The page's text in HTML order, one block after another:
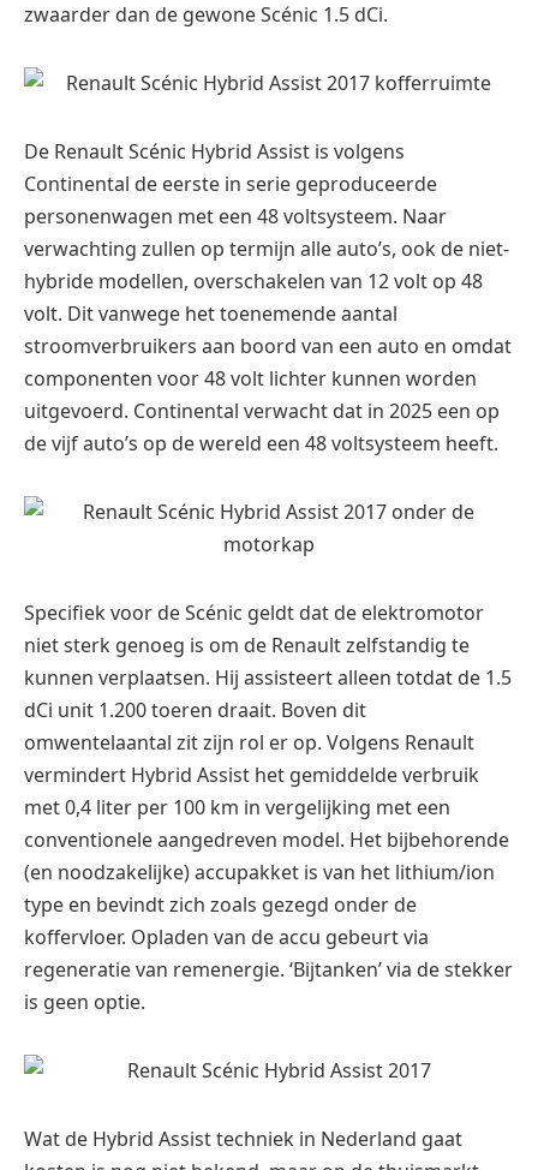
zwaarder dan de gewone Scénic 1.5 dCi.
De Renault Scénic Hybrid Assist is volgens
Continental de eerste in serie geproduceerde
personenwagen met een 48 voltsysteem. Naar
verwachting zullen op termijn alle auto’s, ook de niet-
hybride modellen, overschakelen van 12 volt op 48
volt. Dit vanwege het toenemende aantal
stroomverbruikers aan boord van een auto en omdat
componenten voor 48 volt lichter kunnen worden
uitgevoerd. Continental verwacht dat in 2025 een op
de vijf auto’s op de wereld een 48 voltsysteem heeft.
Specifiek voor de Scénic geldt dat de elektromotor
niet sterk genoeg is om de Renault zelfstandig te
kunnen verplaatsen. Hij assisteert alleen totdat de 1.5
dCi unit 1.200 toeren draait. Boven dit
omwentelaantal zit zijn rol er op. Volgens Renault
vermindert Hybrid Assist het gemiddelde verbruik
met 0,4 liter per 100 km in vergelijking met een
conventionele aangedreven model. Het bijbehorende
(en noodzakelijke) accupakket is van het lithium/ion
type en bevindt zich zoals gezegd onder de
koffervloer. Opladen van de accu gebeurt via
regeneratie van remenergie. ‘Bijtanken’ via de stekker
is geen optie.
Wat de Hybrid Assist techniek in Nederland gaat